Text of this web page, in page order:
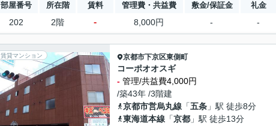
部屋番号 所在階 賃料 管理費・共益費 敷金/保証金 礼金
202 2階 - 8,000円 - -
賃貸マンション 京都市下京区東側町
コーポオオスギ
- 管理/共益費4,000円
/築43年 /3階建
京都市営烏丸線 「五条 」駅 徒歩8分
東海道本線 「京都 」駅 徒歩13分